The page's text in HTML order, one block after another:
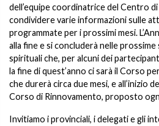
dell’equipe coordinatrice del Centro
condividere varie informazioni sulle
programmate per i prossimi mesi.
alla fine e si concluderà nelle
spirituali che, per alcuni dei
la fine di quest’anno ci sarà il Corso
che durerà circa due mesi, e all’inizio
Corso di Rinnovamento, proposto
Invitiamo i provinciali, i delegati e gli